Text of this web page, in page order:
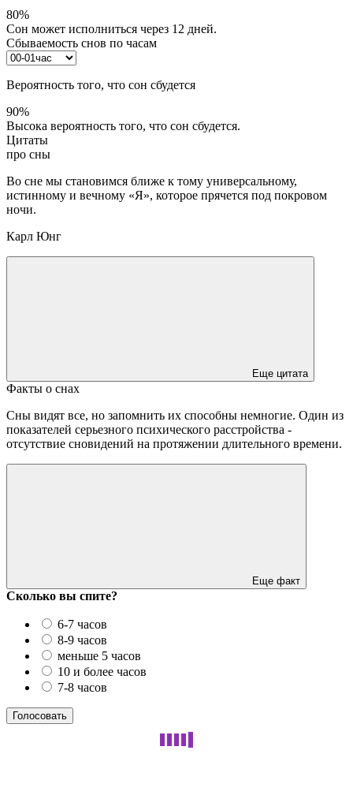
80%
Сон может исполниться через 12 дней.
Сбываемость снов по часам
Вероятность того, что сон сбудется
90%
Высока вероятность того, что сон сбудется.
Цитаты
про сны
Во сне мы становимся ближе к тому универсальному,
истинному и вечному «Я», которое прячется под покровом
ночи.
Карл Юнг
Еще цитата
Факты о снах
Сны видят все, но запомнить их способны немногие. Один из
показателей серьезного психического расстройства -
отсутствие сновидений на протяжении длительного времени.
Еще факт
Сколько вы спите?
6-7 часов
8-9 часов
меньше 5 часов
10 и более часов
7-8 часов